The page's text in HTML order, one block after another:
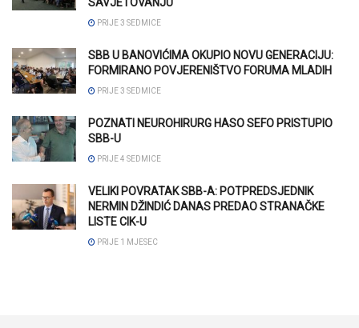
PRIJE 3 SEDMICE
SBB U BANOVIĆIMA OKUPIO NOVU GENERACIJU:
FORMIRANO POVJERENIŠTVO FORUMA MLADIH
PRIJE 3 SEDMICE
POZNATI NEUROHIRURG HASO SEFO PRISTUPIO
SBB-U
PRIJE 4 SEDMICE
VELIKI POVRATAK SBB-A: POTPREDSJEDNIK
NERMIN DŽINDIĆ DANAS PREDAO STRANAČKE
LISTE CIK-U
PRIJE 1 MJESEC